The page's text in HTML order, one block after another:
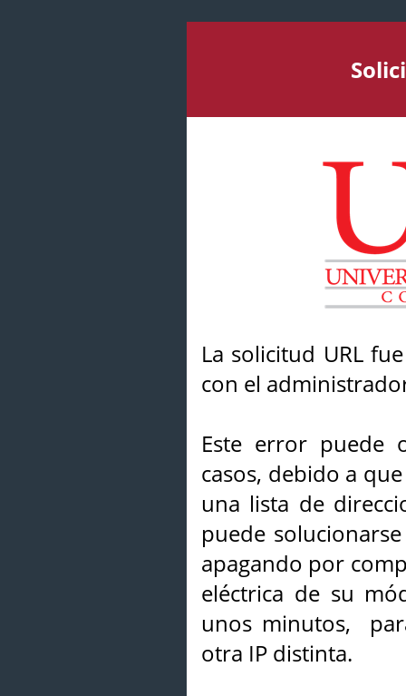
La solicitud URL
con el
Este error puede
casos, debido a
una lista de
puede
apagando por
eléctrica de su
unos minutos,
otra IP distinta.